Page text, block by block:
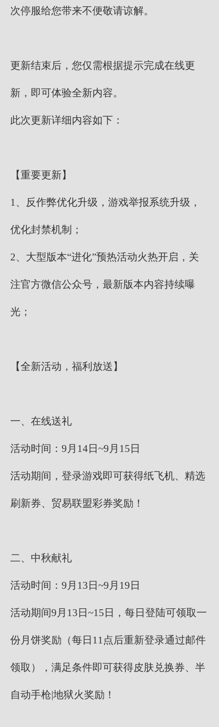
次停服给您带来不便敬请谅解。
更新结束后，您仅需根据提示完成在线更
新，即可体验全新内容。
此次更新详细内容如下：
【重要更新】
1、反作弊优化升级，游戏举报系统升级，
优化封禁机制；
2、大型版本“进化”预热活动火热开启，关
注官方微信公众号，最新版本内容持续曝
光；
【全新活动，福利放送】
一、在线送礼
活动时间：9月14日~9月15日
活动期间，登录游戏即可获得纸飞机、精选
刷新券、贸易联盟彩券奖励！
二、中秋献礼
活动时间：9月13日~9月19日
活动期间9月13日~15日，每日登陆可领取一
份月饼奖励（每日11点后重新登录通过邮件
领取），满足条件即可获得皮肤兑换券、半
自动手枪|地狱火奖励！